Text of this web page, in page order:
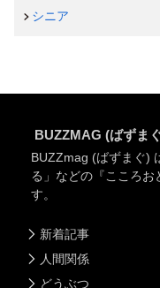
シニア
BUZZMAG (ばずま
BUZZmag (ばずまぐ)
る」などの『こころ
す。
新着記事
人間関係
どうぶつ